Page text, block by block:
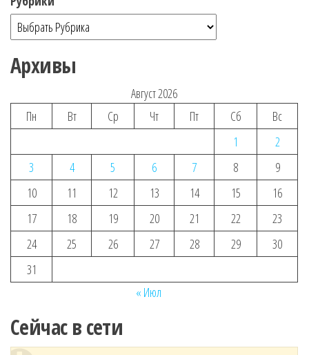
Архивы
Август 2026
Пн
Вт Ср Чт Пт Сб
Вс
1
2
3
4 5 6 7 8
9
10
11 12 13 14 15
16
17
18 19 20 21 22
23
24
25 26 27 28 29
30
31
« Июл
Сейчас в сети